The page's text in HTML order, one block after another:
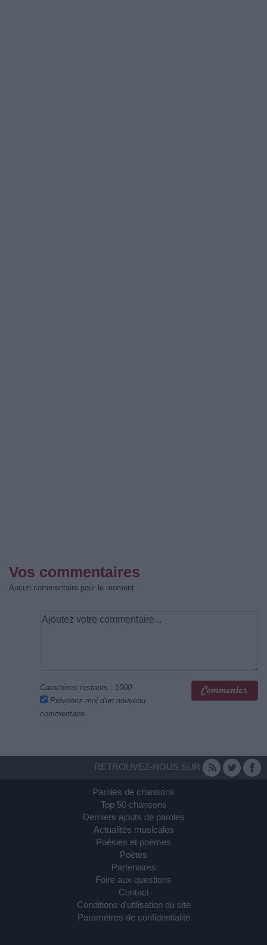
Vos commentaires
Aucun commentaire pour le moment
Caractères restants : 1000
Prévenez-moi d'un nouveau
commentaire
RETROUVEZ-NOUS SUR
Paroles de chansons
Top 50 chansons
Derniers ajouts de paroles
Actualités musicales
Poésies et poèmes
Poètes
Partenaires
Foire aux questions
Contact
Conditions d'utilisation du site
Paramètres de confidentialité